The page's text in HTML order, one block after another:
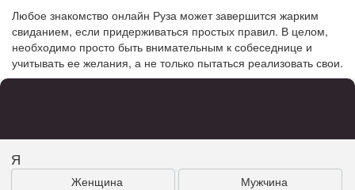
Любое знакомство онлайн Руза может завершится жарким
свиданием, если придерживаться простых правил. В целом,
необходимо просто быть внимательным к собеседнице и
учитывать ее желания, а не только пытаться реализовать свои.
Я
Женщина Мужчина